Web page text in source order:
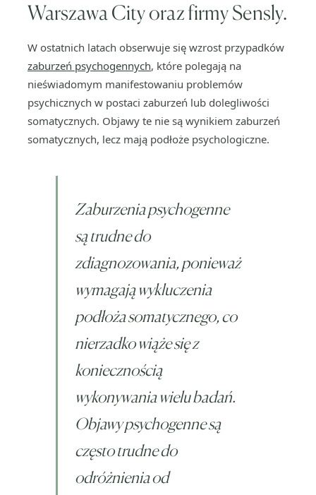
Warszawa City oraz firmy Sensly.
W ostatnich latach obserwuje się wzrost przypadków
zaburzeń psychogennych, które polegają na
nieświadomym manifestowaniu problemów
psychicznych w postaci zaburzeń lub dolegliwości
somatycznych. Objawy te nie są wynikiem zaburzeń
somatycznych, lecz mają podłoże psychologiczne.
Zaburzenia psychogenne
są trudne do
zdiagnozowania, ponieważ
wymagają wykluczenia
podłoża somatycznego, co
nierzadko wiąże się z
koniecznością
wykonywania wielu badań.
Objawy psychogenne są
często trudne do
odróżnienia od